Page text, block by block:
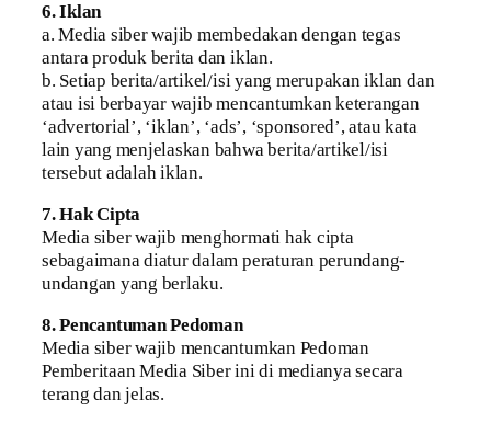
6. Iklan
a. Media siber wajib membedakan dengan tegas
antara produk berita dan iklan.
b. Setiap berita/artikel/isi yang merupakan iklan dan
atau isi berbayar wajib mencantumkan keterangan
‘advertorial’, ‘iklan’, ‘ads’, ‘sponsored’, atau kata
lain yang menjelaskan bahwa berita/artikel/isi
tersebut adalah iklan.
7. Hak Cipta
Media siber wajib menghormati hak cipta
sebagaimana diatur dalam peraturan perundang-
undangan yang berlaku.
8. Pencantuman Pedoman
Media siber wajib mencantumkan Pedoman
Pemberitaan Media Siber ini di medianya secara
terang dan jelas.